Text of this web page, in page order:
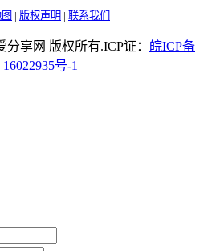
| 版权声明 | 联系我们
分享网 版权所有.ICP证： 皖ICP备
16022935号-1